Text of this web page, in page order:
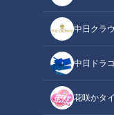
中日クラ
中日ドラ
花咲かタ